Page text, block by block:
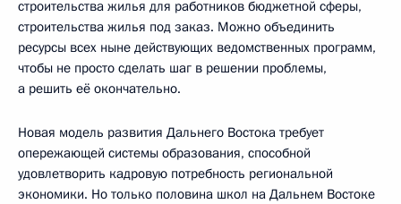
строительства жилья для работников бюджетной сферы,
строительства жилья под заказ. Можно объединить
ресурсы всех ныне действующих ведомственных программ,
чтобы не просто сделать шаг в решении проблемы,
а решить её окончательно.
Новая модель развития Дальнего Востока требует
опережающей системы образования, способной
удовлетворить кадровую потребность региональной
экономики. Но только половина школ на Дальнем Востоке